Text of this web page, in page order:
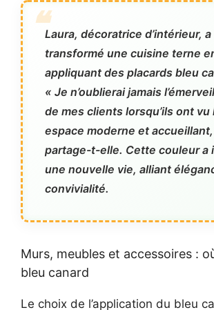
Laura, décoratrice d’intérieur, a
transformé une cuisine terne
appliquant des placards bleu
« Je n’oublierai jamais
de mes clients lorsqu’ils ont vu
espace moderne et
partage-t-elle. Cette couleur a
une nouvelle vie, alliant
convivialité.
Murs, meubles et accessoires :
bleu canard
Le choix de l’application du bleu